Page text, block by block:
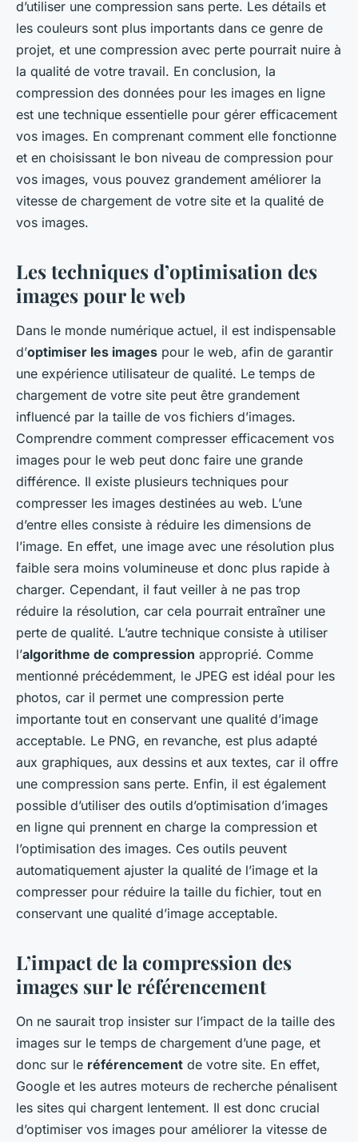
d’utiliser une compression sans perte. Les détails et
les couleurs sont plus importants dans ce genre de
projet, et une compression avec perte pourrait nuire à
la qualité de votre travail. En conclusion, la
compression des données pour les images en ligne
est une technique essentielle pour gérer efficacement
vos images. En comprenant comment elle fonctionne
et en choisissant le bon niveau de compression pour
vos images, vous pouvez grandement améliorer la
vitesse de chargement de votre site et la qualité de
vos images.
Les techniques d’optimisation des
images pour le web
Dans le monde numérique actuel, il est indispensable
d’optimiser les images pour le web, afin de garantir
une expérience utilisateur de qualité. Le temps de
chargement de votre site peut être grandement
influencé par la taille de vos fichiers d’images.
Comprendre comment compresser efficacement vos
images pour le web peut donc faire une grande
différence. Il existe plusieurs techniques pour
compresser les images destinées au web. L’une
d’entre elles consiste à réduire les dimensions de
l’image. En effet, une image avec une résolution plus
faible sera moins volumineuse et donc plus rapide à
charger. Cependant, il faut veiller à ne pas trop
réduire la résolution, car cela pourrait entraîner une
perte de qualité. L’autre technique consiste à utiliser
l’algorithme de compression approprié. Comme
mentionné précédemment, le JPEG est idéal pour les
photos, car il permet une compression perte
importante tout en conservant une qualité d’image
acceptable. Le PNG, en revanche, est plus adapté
aux graphiques, aux dessins et aux textes, car il offre
une compression sans perte. Enfin, il est également
possible d’utiliser des outils d’optimisation d’images
en ligne qui prennent en charge la compression et
l’optimisation des images. Ces outils peuvent
automatiquement ajuster la qualité de l’image et la
compresser pour réduire la taille du fichier, tout en
conservant une qualité d’image acceptable.
L’impact de la compression des
images sur le référencement
On ne saurait trop insister sur l’impact de la taille des
images sur le temps de chargement d’une page, et
donc sur le référencement de votre site. En effet,
Google et les autres moteurs de recherche pénalisent
les sites qui chargent lentement. Il est donc crucial
d’optimiser vos images pour améliorer la vitesse de